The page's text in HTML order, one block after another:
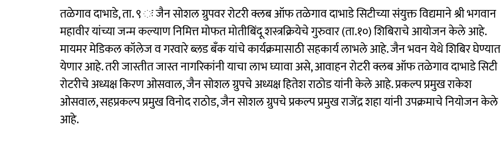
तळेगाव दाभाडे, ता. ९ ः जैन सोशल ग्रुपवर रोटरी क्लब ऑफ तळेगाव दाभाडे सिटीच्या संयुक्त विद्यमाने श्री भगवान
महावीर यांच्या जन्म कल्याण निमित्त मोफत मोतीबिंदू शस्त्रक्रियेचे गुरुवार (ता.१०) शिबिराचे आयोजन केले आहे.
मायमर मेडिकल कॉलेज व गरवारे ब्लड बँक यांचे कार्यक्रमासाठी सहकार्य लाभले आहे. जैन भवन येथे शिबिर घेण्यात
येणार आहे. तरी जास्तीत जास्त नागरिकांनी याचा लाभ घ्यावा असे, आवाहन रोटरी क्लब ऑफ तळेगाव दाभाडे सिटी
रोटरीचे अध्यक्ष किरण ओसवाल, जैन सोशल ग्रुपचे अध्यक्ष हितेश राठोड यांनी केले आहे. प्रकल्प प्रमुख राकेश
ओसवाल, सहप्रकल्प प्रमुख विनोद राठोड, जैन सोशल ग्रुपचे प्रकल्प प्रमुख राजेंद्र शहा यांनी उपक्रमाचे नियोजन केले
आहे.